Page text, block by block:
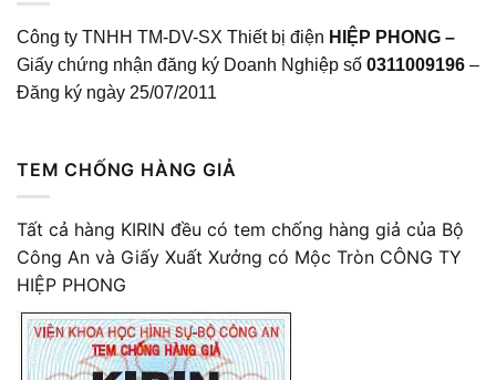
Công ty TNHH TM-DV-SX Thiết bị điện HIỆP PHONG –
Giấy chứng nhận đăng ký Doanh Nghiệp số 0311009196 –
Đăng ký ngày 25/07/2011
TEM CHỐNG HÀNG GIẢ
Tất cả hàng KIRIN đều có tem chống hàng giả của Bộ
Công An và Giấy Xuất Xưởng có Mộc Tròn CÔNG TY
HIỆP PHONG